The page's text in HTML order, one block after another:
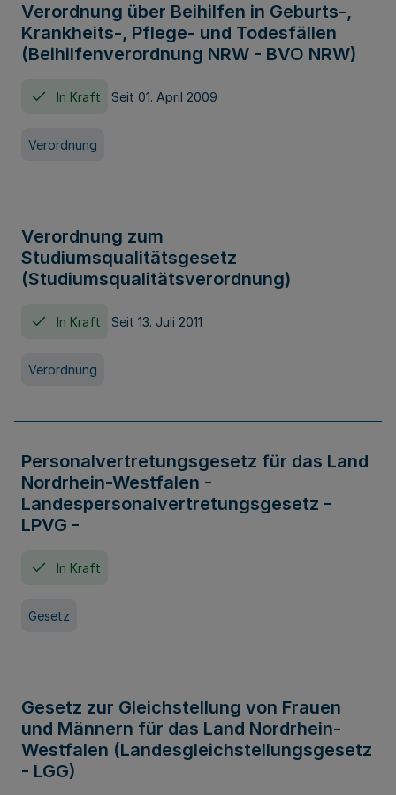
Verordnung über Beihilfen in Geburts-,
Krankheits-, Pflege- und Todesfällen
(Beihilfenverordnung NRW - BVO NRW)
In Kraft Seit 01. April 2009
Verordnung
Verordnung zum
Studiumsqualitätsgesetz
(Studiumsqualitätsverordnung)
In Kraft Seit 13. Juli 2011
Verordnung
Personalvertretungsgesetz für das Land
Nordrhein-Westfalen -
Landespersonalvertretungsgesetz -
LPVG -
In Kraft
Gesetz
Gesetz zur Gleichstellung von Frauen
und Männern für das Land Nordrhein-
Westfalen (Landesgleichstellungsgesetz
- LGG)